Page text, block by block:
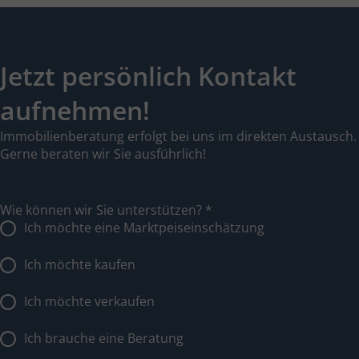
Jetzt persönlich Kontakt
aufnehmen!
Immobilienberatung erfolgt bei uns im direkten Austausch.
Gerne beraten wir Sie ausführlich!
Wie können wir Sie unterstützen? *
Ich möchte eine Marktpeiseinschätzung
Ich möchte kaufen
Ich möchte verkaufen
Ich brauche eine Beratung